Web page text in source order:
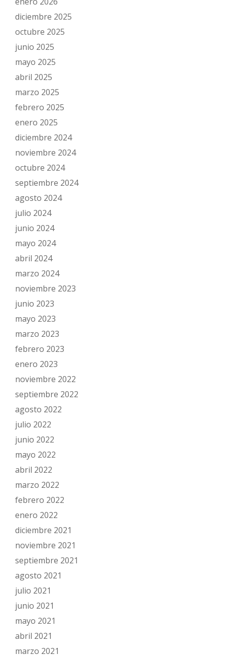
diciembre 2025
octubre 2025
junio 2025
mayo 2025
abril 2025
marzo 2025
febrero 2025
enero 2025
diciembre 2024
noviembre 2024
octubre 2024
septiembre 2024
agosto 2024
julio 2024
junio 2024
mayo 2024
abril 2024
marzo 2024
noviembre 2023
junio 2023
mayo 2023
marzo 2023
febrero 2023
enero 2023
noviembre 2022
septiembre 2022
agosto 2022
julio 2022
junio 2022
mayo 2022
abril 2022
marzo 2022
febrero 2022
enero 2022
diciembre 2021
noviembre 2021
septiembre 2021
agosto 2021
julio 2021
junio 2021
mayo 2021
abril 2021
marzo 2021